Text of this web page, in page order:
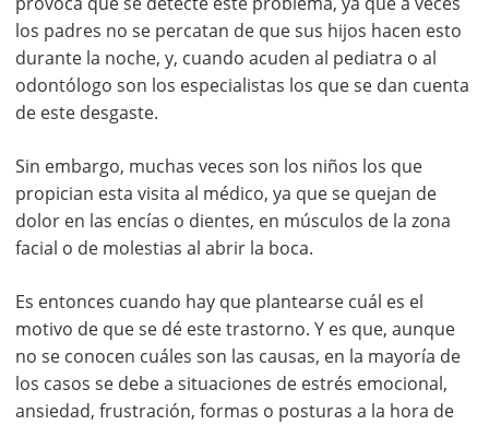
los padres no se percatan de que sus hijos hacen esto
durante la noche, y, cuando acuden al pediatra o al
odontólogo son los especialistas los que se dan cuenta
de este desgaste.
Sin embargo, muchas veces son los niños los que
propician esta visita al médico, ya que se quejan de
dolor en las encías o dientes, en músculos de la zona
facial o de molestias al abrir la boca.
Es entonces cuando hay que plantearse cuál es el
motivo de que se dé este trastorno. Y es que, aunque
no se conocen cuáles son las causas, en la mayoría de
los casos se debe a situaciones de estrés emocional,
ansiedad, frustración, formas o posturas a la hora de